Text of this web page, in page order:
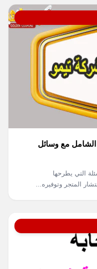
مع وسائل
التي يطرحها
المتجر وتوفيره...